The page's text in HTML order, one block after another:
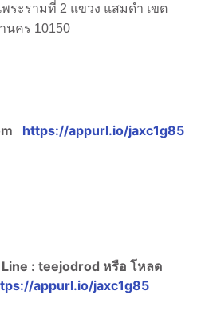
ระรามที่ 2 แขวง แสมดำ เขต
นคร 10150
https://appurl.io/jaxc1g85
Line : teejodrod หรือ โหลด
appurl.io/jaxc1g85